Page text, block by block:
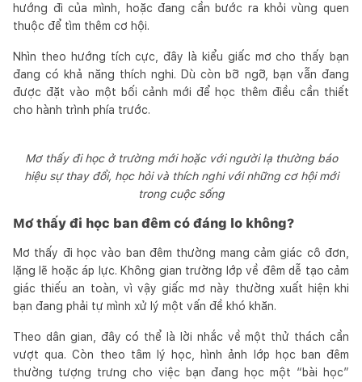
hướng đi của mình, hoặc đang cần bước ra khỏi vùng quen
thuộc để tìm thêm cơ hội.
Nhìn theo hướng tích cực, đây là kiểu giấc mơ cho thấy bạn
đang có khả năng thích nghi. Dù còn bỡ ngỡ, bạn vẫn đang
được đặt vào một bối cảnh mới để học thêm điều cần thiết
cho hành trình phía trước.
Mơ thấy đi học ở trường mới hoặc với người lạ thường báo
hiệu sự thay đổi, học hỏi và thích nghi với những cơ hội mới
trong cuộc sống
Mơ thấy đi học ban đêm có đáng lo không?
Mơ thấy đi học vào ban đêm thường mang cảm giác cô đơn,
lặng lẽ hoặc áp lực. Không gian trường lớp về đêm dễ tạo cảm
giác thiếu an toàn, vì vậy giấc mơ này thường xuất hiện khi
bạn đang phải tự mình xử lý một vấn đề khó khăn.
Theo dân gian, đây có thể là lời nhắc về một thử thách cần
vượt qua. Còn theo tâm lý học, hình ảnh lớp học ban đêm
thường tượng trưng cho việc bạn đang học một “bài học”